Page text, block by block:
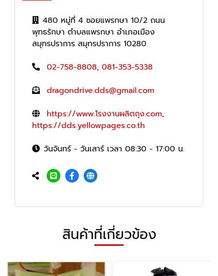
480 หมู่ที่ 4 ซอยแพรกษา 10/2 ถนน
พุทธรักษา ตำบลแพรกษา อำเภอเมือง
สมุทรปราการ สมุทรปราการ 10280
02-758-8808, 081-353-5338
dragondrive.dds@gmail.com
https://www.โรงงานผลิตถุง.com,
https://dds.yellowpages.co.th
วันจันทร์ - วันเสาร์ เวลา 08:30 - 17:00 น.
สินค้าที่เกี่ยวข้อง